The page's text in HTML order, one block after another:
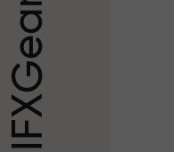
I
F
X
G
e
a